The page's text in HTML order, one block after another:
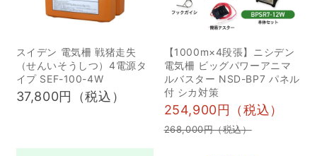
くいという意見を多く聞
きます。今回は経験豊富
な養蜂家がしっかりとア
ドバイスをしますので、
是非ご参加くださ
い。・・・イノホイの森
とは・・・鳥獣被害につ
スイデン 電気柵 戦猪走失
（せんいそうしつ）4電源タ
イプ SEF-100-4W
37,800円（税込）
【1000m×4段張】ニシデン
電気柵 ビッグパワーアニマ
ルバスター NSD-BP7 パネル
付 シカ対策
254,900円（税込）
268,000円（税込）